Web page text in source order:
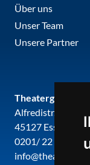
Über uns
Unser Team
Unsere Partner
Alfredistr. 32
45127 Essen
0201/ 22 22 29